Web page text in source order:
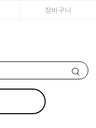
장바구니